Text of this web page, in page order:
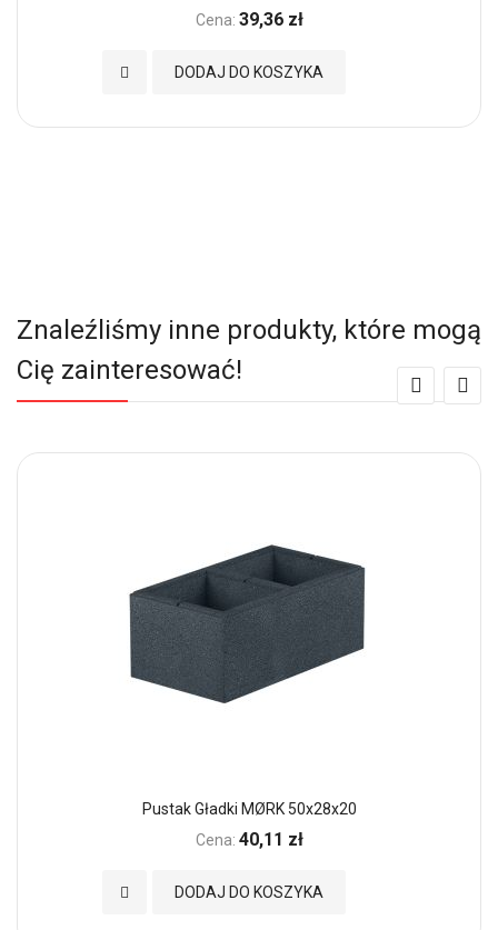
Cena: 39,36 zł
DODAJ DO KOSZYKA
Dodaj do Ulubionych
Znaleźliśmy inne produkty, które mogą
Cię zainteresować!
Pustak Gładki MØRK 50x28x20
Cena: 40,11 zł
DODAJ DO KOSZYKA
Dodaj do Ulubionych